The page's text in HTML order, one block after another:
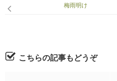
梅雨明け
こちらの記事もどうぞ